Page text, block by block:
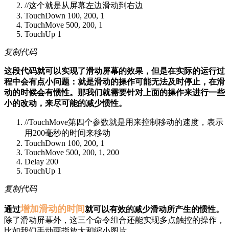
//这个就是从屏幕左边滑动到右边
TouchDown 100, 200, 1
TouchMove 500, 200, 1
TouchUp 1
复制代码
这段代码就可以实现了滑动屏幕的效果，但是在实际的运行过
程中会有点小问题： 就是滑动的操作可能无法及时停止，在滑
动的时候会有惯性。那我们就需要针对上面的操作来进行一些
小的改动，来尽可能的减少惯性。
//TouchMove第四个参数就是用来控制移动的速度，表示
用200毫秒的时间来移动
TouchDown 100, 200, 1
TouchMove 500, 200, 1, 200
Delay 200
TouchUp 1
复制代码
通过增加滑动的时间就可以有效的减少滑动所产生的惯性。
除了滑动屏幕外，这三个命令组合还能实现多点触控的操作，